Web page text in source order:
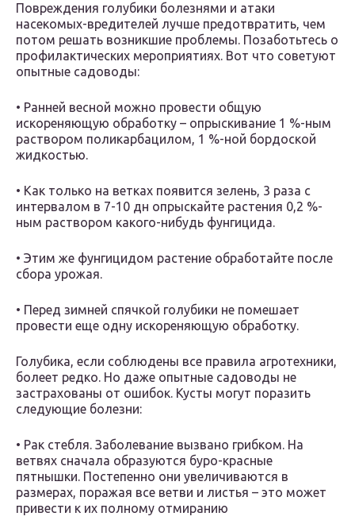
Повреждения голубики болезнями и атаки
насекомых-вредителей лучше предотвратить, чем
потом решать возникшие проблемы. Позаботьтесь о
профилактических мероприятиях. Вот что советуют
опытные садоводы:
• Ранней весной можно провести общую
искореняющую обработку – опрыскивание 1 %-ным
раствором поликарбацилом, 1 %-ной бордоской
жидкостью.
• Как только на ветках появится зелень, 3 раза с
интервалом в 7-10 дн опрыскайте растения 0,2 %-
ным раствором какого-нибудь фунгицида.
• Этим же фунгицидом растение обработайте после
сбора урожая.
• Перед зимней спячкой голубики не помешает
провести еще одну искореняющую обработку.
Голубика, если соблюдены все правила агротехники,
болеет редко. Но даже опытные садоводы не
застрахованы от ошибок. Кусты могут поразить
следующие болезни:
• Рак стебля. Заболевание вызвано грибком. На
ветвях сначала образуются буро-красные
пятнышки. Постепенно они увеличиваются в
размерах, поражая все ветви и листья – это может
привести к их полному отмиранию